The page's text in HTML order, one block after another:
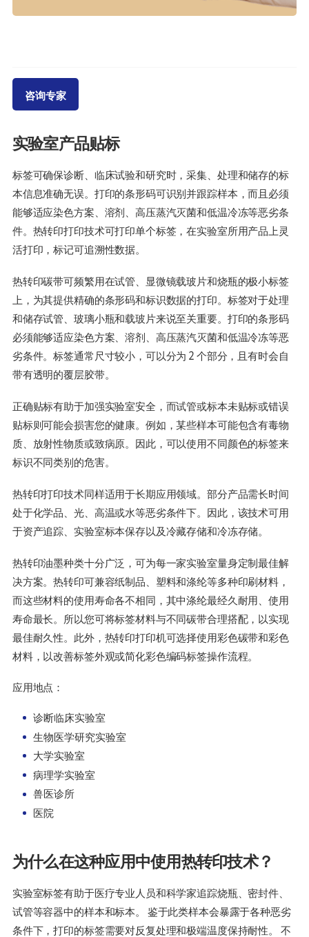
实验室产品贴标
标签可确保诊断、临床试验和研究时，采集、处理和储存的标
本信息准确无误。打印的条形码可识别并跟踪样本，而且必须
能够适应染色方案、溶剂、高压蒸汽灭菌和低温冷冻等恶劣条
件。热转印打印技术可打印单个标签，在实验室所用产品上灵
活打印，标记可追溯性数据。
热转印碳带可频繁用在试管、显微镜载玻片和烧瓶的极小标签
上，为其提供精确的条形码和标识数据的打印。标签对于处理
和储存试管、玻璃小瓶和载玻片来说至关重要。打印的条形码
必须能够适应染色方案、溶剂、高压蒸汽灭菌和低温冷冻等恶
劣条件。标签通常尺寸较小，可以分为 2 个部分，且有时会自
带有透明的覆层胶带。
正确贴标有助于加强实验室安全，而试管或标本未贴标或错误
贴标则可能会损害您的健康。例如，某些样本可能包含有毒物
质、放射性物质或致病原。因此，可以使用不同颜色的标签来
标识不同类别的危害。
热转印打印技术同样适用于长期应用领域。部分产品需长时间
处于化学品、光、高温或水等恶劣条件下。因此，该技术可用
于资产追踪、实验室标本保存以及冷藏存储和冷冻存储。
热转印油墨种类十分广泛，可为每一家实验室量身定制最佳解
决方案。热转印可兼容纸制品、塑料和涤纶等多种印刷材料，
而这些材料的使用寿命各不相同，其中涤纶最经久耐用、使用
寿命最长。所以您可将标签材料与不同碳带合理搭配，以实现
最佳耐久性。此外，热转印打印机可选择使用彩色碳带和彩色
材料，以改善标签外观或简化彩色编码标签操作流程。
应用地点：
诊断临床实验室
生物医学研究实验室
大学实验室
病理学实验室
兽医诊所
医院
为什么在这种应用中使用热转印技术？
实验室标签有助于医疗专业人员和科学家追踪烧瓶、密封件、
试管等容器中的样本和标本。 鉴于此类样本会暴露于各种恶劣
条件下，打印的标签需要对反复处理和极端温度保持耐性。 不
咨询专家